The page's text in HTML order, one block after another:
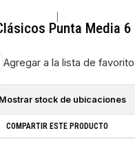
Punta Media
Agregar a la lista de
Mostrar stock de ubicaciones
COMPARTIR ESTE PRODUCTO